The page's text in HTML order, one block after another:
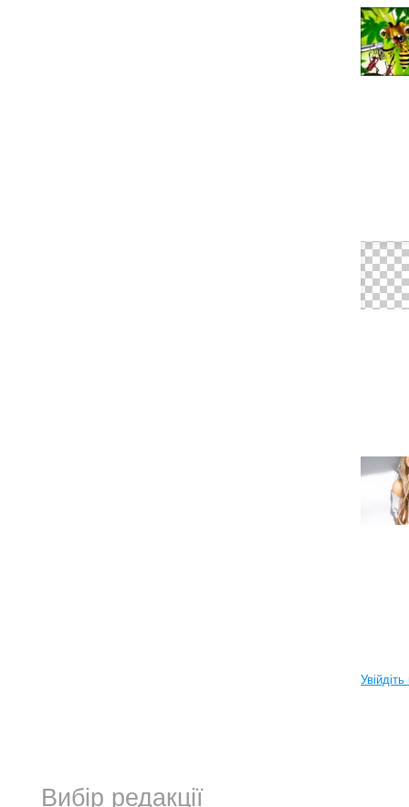
Вибір редакції